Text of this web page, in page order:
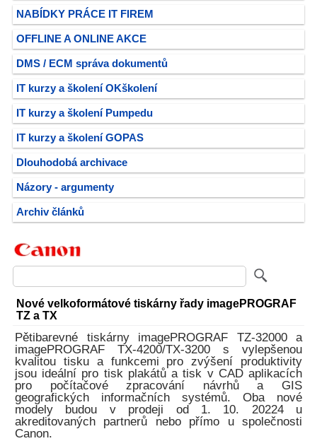
NABÍDKY PRÁCE IT FIREM
OFFLINE A ONLINE AKCE
DMS / ECM správa dokumentů
IT kurzy a školení OKškolení
IT kurzy a školení Pumpedu
IT kurzy a školení GOPAS
Dlouhodobá archivace
Názory - argumenty
Archiv článků
Nové velkoformátové tiskárny řady imagePROGRAF
TZ a TX
Pětibarevné tiskárny imagePROGRAF TZ-32000 a
imagePROGRAF TX-4200/TX-3200 s vylepšenou
kvalitou tisku a funkcemi pro zvýšení produktivity
jsou ideální pro tisk plakátů a tisk v CAD aplikacích
pro počítačové zpracování návrhů a GIS
geografických informačních systémů. Oba nové
modely budou v prodeji od 1. 10. 20224 u
akreditovaných partnerů nebo přímo u společnosti
Canon.